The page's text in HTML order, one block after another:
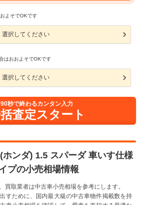
よそでOKです
選択してください
はおおよそでOKです
選択してください
90秒で終わるカンタン入力
査定スタート
ホンダ) 1.5 スパーダ 車いす仕様
プの小売相場情報
買取業者は中古車小売相場を参考にします。
すために、国内最大級の中古車物件掲載数を持